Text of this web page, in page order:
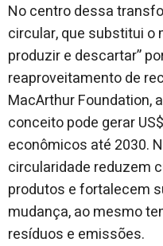
No centro dessa
circular, que substitui o
produzir e descartar”
reaproveitamento de
MacArthur Foundation,
conceito pode gerar
econômicos até 2030.
circularidade reduzem
produtos e fortalecem
mudança, ao mesmo
resíduos e emissões.